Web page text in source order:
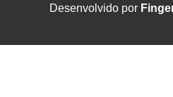
Desenvolvido por